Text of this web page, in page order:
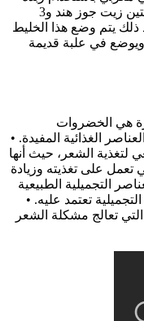
الشيا، وتتم بمزج ملعقتان زبدة شيا وملعقتين زيت جوز هند و3
يتم وضع هذا الخليط
في علبة قديمة
هي الخضروات
الغذائية المفيدة. •
لتغذية الشعر، حيث أنها
تعمل على تغذيته وزيادة
التجميلية الطبيعية
تعتمد عليه. •
التي تعالج مشكلة الشعر